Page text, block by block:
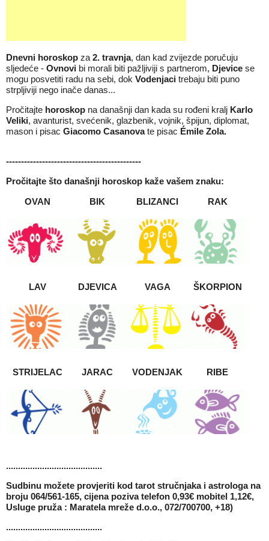
Dnevni horoskop za 2. travnja, dan kad zvijezde poručuju
sljedeće - Ovnovi bi morali biti pažljiviji s partnerom, Djevice se
mogu posvetiti radu na sebi, dok Vodenjaci trebaju biti puno
strpljiviji nego inače danas...
Pročitajte horoskop na današnji dan kada su rođeni kralj Karlo
Veliki, avanturist, svećenik, glazbenik, vojnik, špijun, diplomat,
mason i pisac Giacomo Casanovate pisac Émile Zola.
---------------------------------------------
Pročitajte što današnji horoskop kaže vašem znaku:
OVAN
BIK BLIZANCI RAK
LAV DJEVICA VAGA ŠKORPION
STRIJELAC JARAC VODENJAK RIBE
........................................
Sudbinu možete provjeriti kod tarot stručnjaka i astrologa na
broju 064/561-165, cijena poziva telefon 0,93€ mobitel 1,12€,
Usluge pruža : Maratela mreže d.o.o., 072/700700, +18)
........................................